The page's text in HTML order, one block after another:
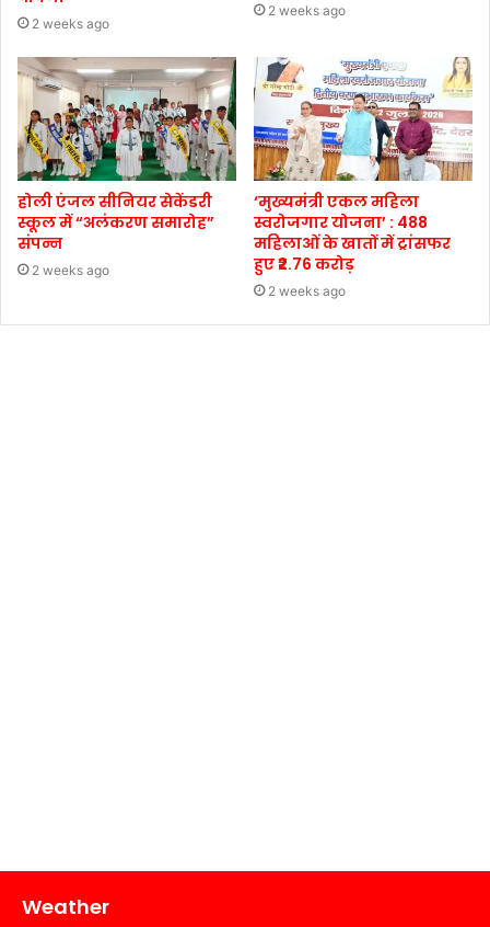
2 weeks ago
2 weeks ago
होली एंजल सीनियर सेकेंडरी
स्कूल में “अलंकरण समारोह”
संपन्न
2 weeks ago
‘मुख्यमंत्री एकल महिला
स्वरोजगार योजना’ : 488
महिलाओं के खातों में ट्रांसफर
हुए ₹2.76 करोड़
2 weeks ago
Weather